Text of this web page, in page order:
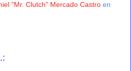
"Mr. Clutch" Mercado Castro en